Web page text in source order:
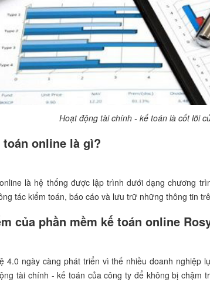
Hoạt động tài chính - kế toán là cốt lõi
toán online là gì?
là hệ thống được lập trình dưới dạng chương
tác kiểm toán, báo cáo và lưu trữ những thông tin
của phần mềm kế toán online
4.0 ngày càng phát triển vì thế nhiều doanh nghiệp
tài chính - kế toán của công ty để không bị chậm